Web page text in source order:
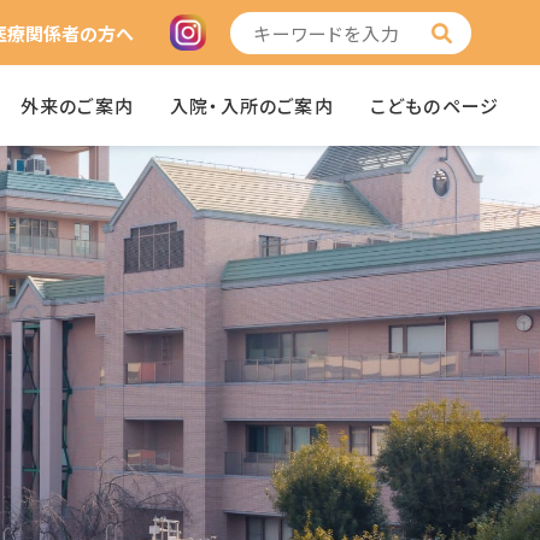
療関係者の方へ
外来のご案内 入院・入所のご案内 こどものページ